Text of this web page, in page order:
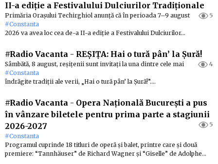
II-a ediție a Festivalului Dulciurilor Tradiționale
5
#Constanta
Primăria Orașului Techirghiol anunță că în perioada 7–9 august
2026 va avea loc cea de-a II-a ediție a Festivalului Dulciurilor…
#Radio Vacanta - REȘIȚA: Hai o tură pân’ la Șură!
4
#Constanta
Sâmbătă, 8 august, reșițenii sunt invitați la una dintre cele mai
îndrăgite tradiții ale verii, „Hai o tură pân’ la Șură!”.…
#Radio Vacanta - Opera Națională București a pus
în vânzare biletele pentru prima parte a stagiunii
2026-2027
5
#Constanta
Programul cuprinde 18 titluri de operă și balet, printre care și două
premiere: “Tannhäuser” de Richard Wagner și “Giselle” de Adolphe…